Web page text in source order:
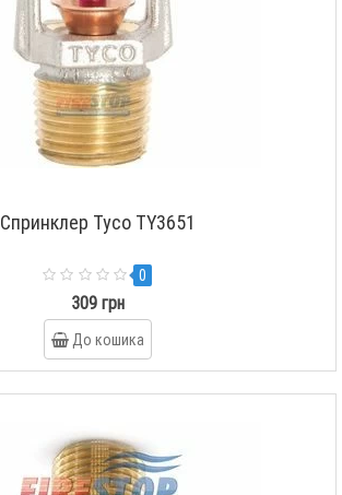
Спринклер Tyco TY3651
0
309 грн
До кошика